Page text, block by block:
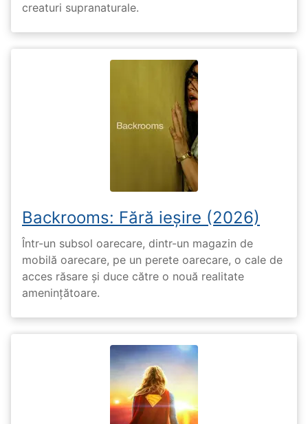
creaturi supranaturale.
Backrooms: Fără ieșire (2026)
Într-un subsol oarecare, dintr-un magazin de
mobilă oarecare, pe un perete oarecare, o cale de
acces răsare și duce către o nouă realitate
amenințătoare.